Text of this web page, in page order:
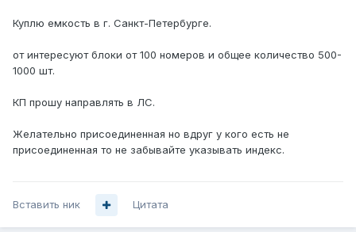
Куплю емкость в г. Санкт-Петербурге.
от интересуют блоки от 100 номеров и общее количество 500-
1000 шт.
КП прошу направлять в ЛС.
Желательно присоединенная но вдруг у кого есть не
присоединенная то не забывайте указывать индекс.
Вставить ник Цитата